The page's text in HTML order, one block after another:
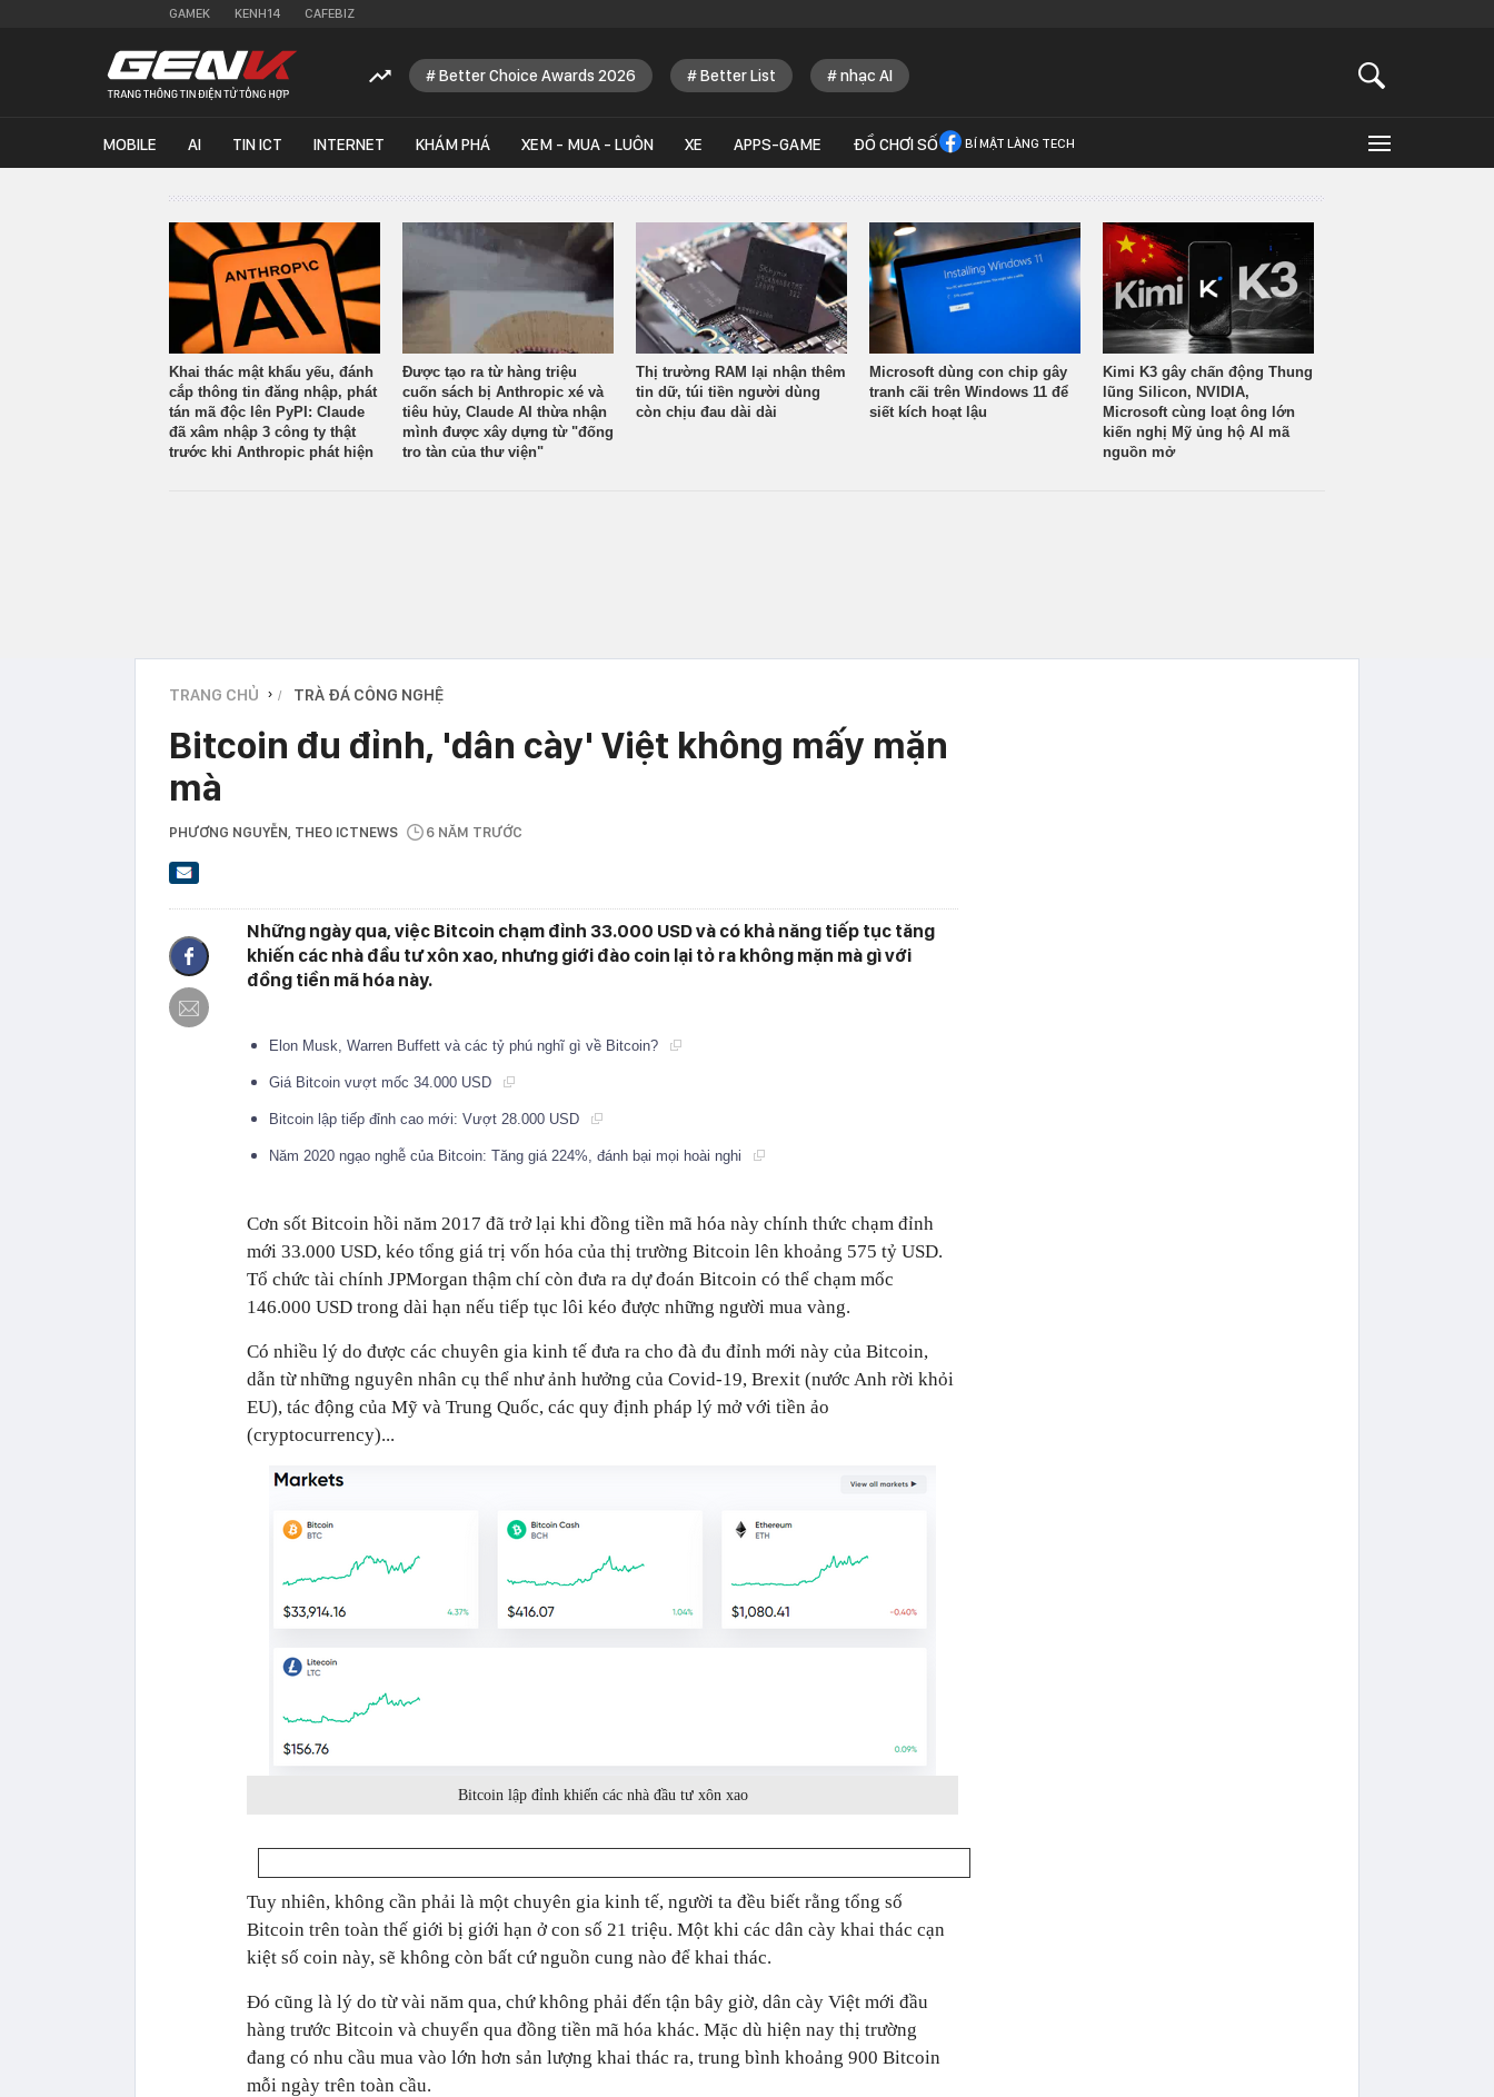
GAMEK KENH14 CAFEBIZ
Better Choice Awards 2026 Better List nhạc AI
MOBILE AI TIN ICT INTERNET KHÁM PHÁ XEM - MUA - LUÔN XE APPS-GAME ĐỒ CHƠI SỐ BÍ MẬT LÀNG TECH
Khai thác mật khẩu yếu, đánh
cắp thông tin đăng nhập, phát
tán mã độc lên PyPI: Claude
đã xâm nhập 3 công ty thật
trước khi Anthropic phát hiện
Được tạo ra từ hàng triệu
cuốn sách bị Anthropic xé và
tiêu hủy, Claude AI thừa nhận
mình được xây dựng từ "đống
tro tàn của thư viện"
Thị trường RAM lại nhận thêm
tin dữ, túi tiền người dùng
còn chịu đau dài dài
Microsoft dùng con chip gây
tranh cãi trên Windows 11 để
siết kích hoạt lậu
Kimi K3 gây chấn động Thung
lũng Silicon, NVIDIA,
Microsoft cùng loạt ông lớn
kiến nghị Mỹ ủng hộ AI mã
nguồn mở
TRANG CHỦ › TRÀ ĐÁ CÔNG NGHỆ
Bitcoin đu đỉnh, 'dân cày' Việt không mấy mặn
mà
PHƯƠNG NGUYỄN , THEO ICTNEWS 6 NĂM TRƯỚC
Những ngày qua, việc Bitcoin chạm đỉnh 33.000 USD và có khả năng tiếp tục tăng
khiến các nhà đầu tư xôn xao, nhưng giới đào coin lại tỏ ra không mặn mà gì với
đồng tiền mã hóa này.
Elon Musk, Warren Buffett và các tỷ phú nghĩ gì về Bitcoin?
Giá Bitcoin vượt mốc 34.000 USD
Bitcoin lập tiếp đỉnh cao mới: Vượt 28.000 USD
Năm 2020 ngạo nghễ của Bitcoin: Tăng giá 224%, đánh bại mọi hoài nghi
Cơn sốt Bitcoin hồi năm 2017 đã trở lại khi đồng tiền mã hóa này chính thức chạm đỉnh
mới 33.000 USD, kéo tổng giá trị vốn hóa của thị trường Bitcoin lên khoảng 575 tỷ USD.
Tổ chức tài chính JPMorgan thậm chí còn đưa ra dự đoán Bitcoin có thể chạm mốc
146.000 USD trong dài hạn nếu tiếp tục lôi kéo được những người mua vàng.
Có nhiều lý do được các chuyên gia kinh tế đưa ra cho đà đu đỉnh mới này của Bitcoin,
dẫn từ những nguyên nhân cụ thể như ảnh hưởng của Covid-19, Brexit (nước Anh rời khỏi
EU), tác động của Mỹ và Trung Quốc, các quy định pháp lý mở với tiền ảo
(cryptocurrency)...
Bitcoin lập đỉnh khiến các nhà đầu tư xôn xao
Tuy nhiên, không cần phải là một chuyên gia kinh tế, người ta đều biết rằng tổng số
Bitcoin trên toàn thế giới bị giới hạn ở con số 21 triệu. Một khi các dân cày khai thác cạn
kiệt số coin này, sẽ không còn bất cứ nguồn cung nào để khai thác.
Đó cũng là lý do từ vài năm qua, chứ không phải đến tận bây giờ, dân cày Việt mới đầu
hàng trước Bitcoin và chuyển qua đồng tiền mã hóa khác. Mặc dù hiện nay thị trường
đang có nhu cầu mua vào lớn hơn sản lượng khai thác ra, trung bình khoảng 900 Bitcoin
mỗi ngày trên toàn cầu.